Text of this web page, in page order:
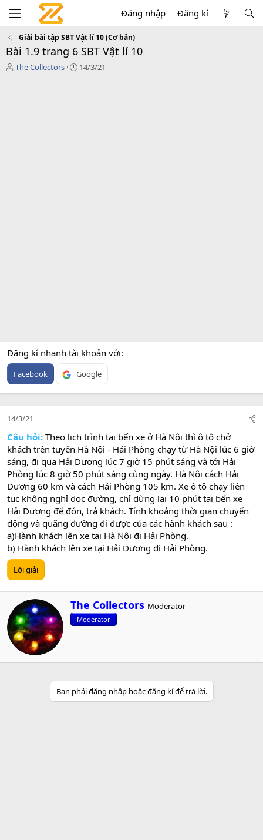
Đăng nhập Đăng kí
Giải bài tập SBT Vật lí 10 (Cơ bản)
Bài 1.9 trang 6 SBT Vật lí 10
T
The Collectors
C14/3/21
Đăng kí nhanh tài khoản với
Facebook Google
14/3/21
Câu hỏi: Theo lịch trình tại bến xe ở Hà Nội thì ô tô chở
khách trên tuyến Hà Nội - Hải Phòng chạy từ Hà Nội lúc 6 giờ
sáng, đi qua Hải Dương lúc 7 giờ 15 phút sáng và tới Hải
Phòng lúc 8 giờ 50 phút sáng cùng ngày. Hà Nội cách Hải
Dương 60 km và cách Hải Phòng 105 km. Xe ô tô chạy liên
tục không nghỉ dọc đường, chỉ dừng lại 10 phút tại bến xe
Hải Dương để đón, trả khách. Tính khoảng thời gian chuyển
động và quãng đường đi được của các hành khách sau :
a)Hành khách lên xe tại Hà Nội đi Hải Phòng.
b) Hành khách lên xe tại Hải Dương đi Hải Phòng.
Lời giải
W
r
i
n
The Collectors Moderator
Moderator
Bạn phải đăng nhập hoặc đăng kí để trả lời.